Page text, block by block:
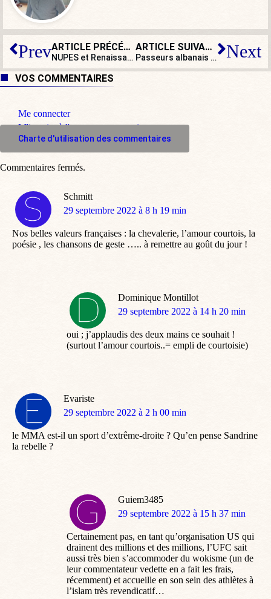
Prev ARTICLE PRÉCÉDENT
NUPES et Renaissance : en dessous de la mêlée
ARTICLE SUIVANT
Passeurs albanais : ce nouveau genre d’influenceurs qui fleurit sur TikTok Next
VOS COMMENTAIRES
Me connecter
M'inscrire à l'espace commentaire
Charte d'utilisation des commentaires
Schmitt
dit
29 septembre 2022 à 8 h 19 min
Nos belles valeurs françaises : la chevalerie, l’amour courtois, la
poésie , les chansons de geste ….. à remettre au goût du jour !
Dominique Montillot
dit
29 septembre 2022 à 14 h 20 min
oui ; j’applaudis des deux mains ce souhait !
(surtout l’amour courtois..= empli de courtoisie)
Evariste
dit
29 septembre 2022 à 2 h 00 min
le MMA est-il un sport d’extrême-droite ? Qu’en pense Sandrine
la rebelle ?
Guiem3485
dit
29 septembre 2022 à 15 h 37 min
Certainement pas, en tant qu’organisation US qui
drainent des millions et des millions, l’UFC sait
aussi très bien s’accommoder du wokisme (un de
leur commentateur vedette en a fait les frais,
récemment) et accueille en son sein des athlètes à
l’islam très revendicatif…
Commentaires fermés.